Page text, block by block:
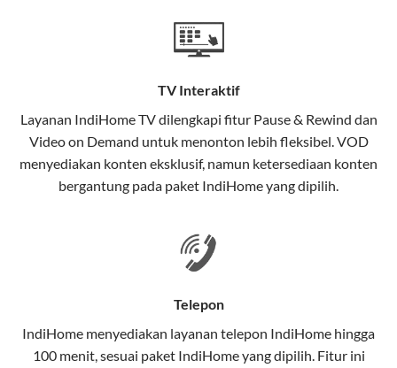
Teknologi di Balik WiFi IndiHome
Wifi IndiHome menggunakan teknologi Fiber To The
menggunakan kabel serat optik hingga ke rumah
pelanggan. Teknologi ini memiliki beberapa
keunggulan:
Kecepatan Tinggi
dibandingkan kabel tembaga atau DSL.
elektromagnetik, sehingga koneksi tetap lancar.
TV Interaktif
Layanan IndiHome TVdilengkapi fitur Pause & Rewind dan
Video on Demand untuk menonton lebih fleksibel. VOD
menyediakan konten eksklusif, namun ketersediaan konten
bergantung pada paket IndiHome yang dipilih.
Telepon
IndiHome menyediakan layanan telepon IndiHome hingga
100 menit, sesuai paket IndiHome yang dipilih. Fitur ini